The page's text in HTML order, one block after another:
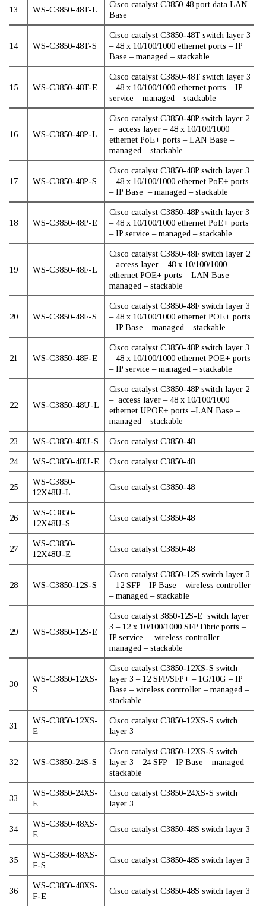
13 WS-C3850-48T-L
Cisco catalyst C3850 48 port data LAN
Base
14 WS-C3850-48T-S
Cisco catalyst C3850-48T switch layer 3
– 48 x 10/100/1000 ethernet ports – IP
Base – managed – stackable
15 WS-C3850-48T-E
Cisco catalyst C3850-48T switch layer 3
– 48 x 10/100/1000 ethernet ports – IP
service – managed – stackable
16 WS-C3850-48P-L
Cisco catalyst C3850-48P switch layer 2
– access layer – 48 x 10/100/1000
ethernet PoE+ ports – LAN Base –
managed – stackable
17 WS-C3850-48P-S
Cisco catalyst C3850-48P switch layer 3
– 48 x 10/100/1000 ethernet PoE+ ports
– IP Base – managed – stackable
18 WS-C3850-48P-E
Cisco catalyst C3850-48P switch layer 3
– 48 x 10/100/1000 ethernet PoE+ ports
– IP service – managed – stackable
19 WS-C3850-48F-L
Cisco catalyst C3850-48F switch layer 2
– access layer – 48 x 10/100/1000
ethernet POE+ ports – LAN Base –
managed – stackable
20 WS-C3850-48F-S
Cisco catalyst C3850-48F switch layer 3
– 48 x 10/100/1000 ethernet POE+ ports
– IP Base – managed – stackable
21 WS-C3850-48F-E
Cisco catalyst C3850-48P switch layer 3
– 48 x 10/100/1000 ethernet POE+ ports
– IP service – managed – stackable
22 WS-C3850-48U-L
Cisco catalyst C3850-48P switch layer 2
– access layer – 48 x 10/100/1000
ethernet UPOE+ ports –LAN Base –
managed – stackable
23 WS-C3850-48U-S Cisco catalyst C3850-48
24 WS-C3850-48U-E Cisco catalyst C3850-48
25
WS-C3850-
12X48U-L
Cisco catalyst C3850-48
26
WS-C3850-
12X48U-S
Cisco catalyst C3850-48
27
WS-C3850-
12X48U-E
Cisco catalyst C3850-48
28 WS-C3850-12S-S
Cisco catalyst C3850-12S switch layer 3
– 12 SFP – IP Base – wireless controller
– managed – stackable
29 WS-C3850-12S-E
Cisco catalyst 3850-12S-E switch layer
3 – 12 x 10/100/1000 SFP Fibric ports –
IP service – wireless controller –
managed – stackable
30
WS-C3850-12XS-
S
Cisco catalyst C3850-12XS-S switch
layer 3 – 12 SFP/SFP+ – 1G/10G – IP
Base – wireless controller – managed –
stackable
31
WS-C3850-12XS-
E
Cisco catalyst C3850-12XS-S switch
layer 3
32 WS-C3850-24S-S
Cisco catalyst C3850-12XS-S switch
layer 3 – 24 SFP – IP Base – managed –
stackable
33
WS-C3850-24XS-
E
Cisco catalyst C3850-24XS-S switch
layer 3
34
WS-C3850-48XS-
E
Cisco catalyst C3850-48S switch layer 3
35
WS-C3850-48XS-
F-S
Cisco catalyst C3850-48S switch layer 3
36
WS-C3850-48XS-
F-E
Cisco catalyst C3850-48S switch layer 3